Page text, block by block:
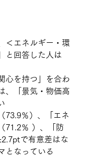
＜エネルギー・環
と回答した人は
心を持つ」を合わ
、「景気・物価高
73.9％）、「エネ
71.2％ ）、「防
で有意差はな
となっている